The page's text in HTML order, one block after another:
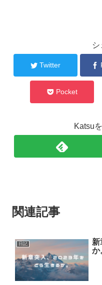
シ
Twitter
Pocket
Katsu
関連記事
日記
新
か